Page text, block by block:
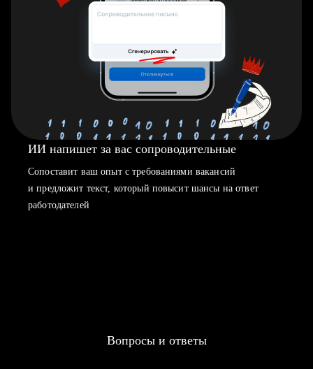
ИИ напишет за вас сопроводительные
Сопоставит ваш опыт с требованиями вакансий
и предложит текст, который повысит шансы на ответ
работодателей
Вопросы и ответы